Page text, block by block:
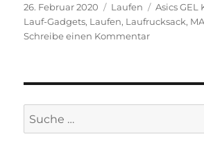
Veröffentlicht
am
26. Februar 2020 Kategorien
Laufen Asics GEL
Lauf-Gadgets, Laufen, Laufrucksack,
Schreibe einen Kommentarzu
der
Suche
nach: